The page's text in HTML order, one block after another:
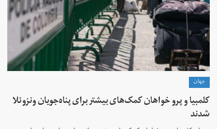
جهان
کلمبیا و پرو خواهان کمک‌های بیشتر برای پناه‌جویان ونزوئلا
شدند